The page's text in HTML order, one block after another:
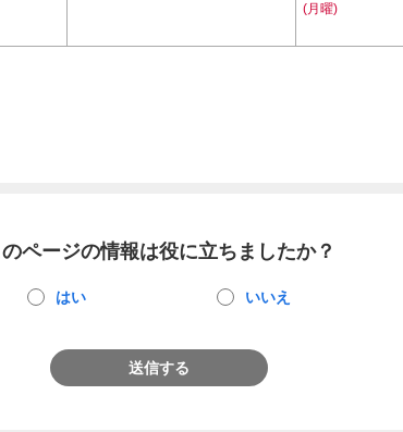
(月曜)
のページの情報は役に立ちましたか？
はい いいえ
送信する